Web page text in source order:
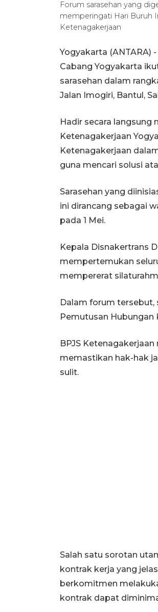
Forum sarasehan yang
memperingati Hari Buruh
Ketenagakerjaan
Yogyakarta (ANTARA)
Cabang Yogyakarta
sarasehan dalam
Jalan Imogiri, Bantul,
Hadir secara langsung
Ketenagakerjaan
Ketenagakerjaan
guna mencari solusi
Sarasehan yang
ini dirancang sebagai
pada 1 Mei.
Kepala Disnakertrans
mempertemukan
mempererat
Dalam forum tersebut,
Pemutusan Hubungan
BPJS
memastikan hak-hak
sulit.
Salah satu sorotan
kontrak kerja yang
berkomitmen
kontrak dapat